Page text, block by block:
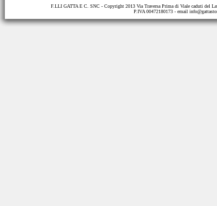
F.LLI GATTA E C. SNC - Copyright 2013 Via Traversa Prima di Viale caduti del
P.IVA 00472180173 - email